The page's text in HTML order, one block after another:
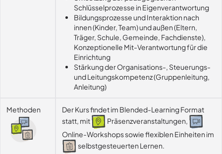
Schlüsselprozesse in Eigenverantwortung
Bildungsprozesse und Interaktion nach
innen (Kinder, Team) und außen (Eltern,
Träger, Schule, Gemeinde, Fachdienste),
Konzeptionelle Mit-Verantwortung für die
Einrichtung
Stärkung der Organisations-, Steuerungs-
und Leitungskompetenz (Gruppenleitung,
Anleitung)
Methoden
Der Kurs findet im Blended-Learning Format
statt, mit
Präsenzveranstaltungen,
Online-Workshops sowie flexiblen Einheiten im
selbstgesteuerten Lernen.